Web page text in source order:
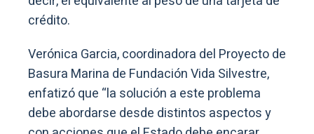
crédito.
Verónica Garcia, coordinadora del Proyecto de
Basura Marina de Fundación Vida Silvestre,
enfatizó que “la solución a este problema
debe abordarse desde distintos aspectos y